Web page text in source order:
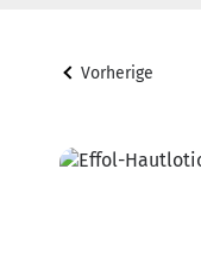
Vorherige